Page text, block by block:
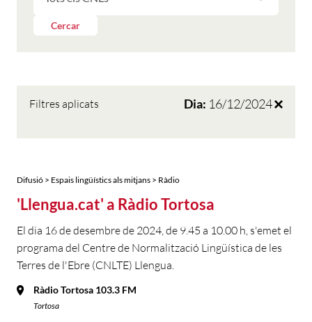
LES
Cercar
Filtres aplicats Dia: 16/12/2024
Difusió > Espais lingüístics als mitjans > Ràdio
'Llengua.cat' a Ràdio Tortosa
El dia 16 de desembre de 2024, de 9.45 a 10.00 h, s'emet el
programa del Centre de Normalització Lingüística de les
Terres de l'Ebre (CNLTE) Llengua.
Ràdio Tortosa 103.3 FM
Tortosa